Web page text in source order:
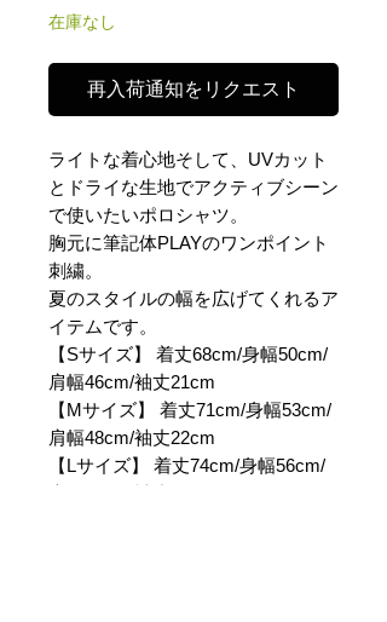
在庫なし
再入荷通知をリクエスト
ライトな着心地そして、UVカット
とドライな生地でアクティブシーン
で使いたいポロシャツ。
胸元に筆記体PLAYのワンポイント
刺繍。
夏のスタイルの幅を広げてくれるア
イテムです。
【Sサイズ】 着丈68cm/身幅50cm/
肩幅46cm/袖丈21cm
【Mサイズ】 着丈71cm/身幅53cm/
肩幅48cm/袖丈22cm
【Lサイズ】 着丈74cm/身幅56cm/